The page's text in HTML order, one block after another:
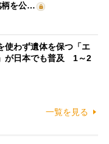
柄を公…
使わず遺体を保つ「エ
が日本でも普及 1～2
一覧を見る